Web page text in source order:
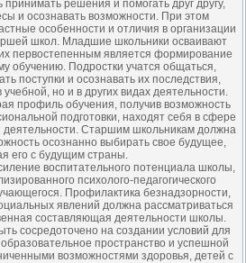
решения и помогать друг другу,
и осознавать возможности. При этом
особенности и отличия в организации
школ. Младшие школьники осваивают
первостепенным является формирование
обучению. Подростки учатся общаться,
поступки и осознавать их последствия,
но и в других видах деятельности.
профиль обучения, получив возможность
подготовки, находят себя в сфере
Старшим школьникам должна
осознанно выбирать свое будущее,
его с будущим страны.
воспитательного потенциала школы,
психолого-педагогического
Профилактика безнадзорности,
явлений должна рассматриваться
составляющая деятельности школы.
сосредоточено на создании условий для
пространство и успешной
возможностями здоровья, детей с